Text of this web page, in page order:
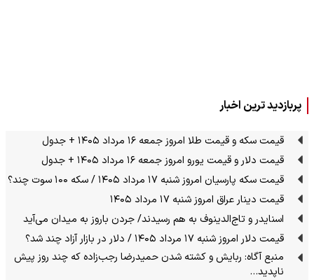
پربازدید ترین اخبار
قیمت سکه و قیمت طلا امروز جمعه ۱۶ مرداد ۱۴۰۵ + جدول
قیمت دلار و قیمت یورو امروز جمعه ۱۶ مرداد ۱۴۰۵ + جدول
قیمت سکه پارسیان امروز شنبه ۱۷ مرداد ۱۴۰۵ / سکه ۱۰۰ سوت چند؟
قیمت دینار عراق امروز شنبه ۱۷ مرداد ۱۴۰۵
اسنایدر و تاج‌الدینوف به هم رسیدند/ جردن باروز به میدان می‌آید
قیمت دلار امروز شنبه ۱۷ مرداد ۱۴۰۵ / دلار در بازار آزاد چند شد؟
منبع آگاه: ربایش و کشته شدن حمیدرضا رجب‌زاده که چند روز پیش
ناپدید…